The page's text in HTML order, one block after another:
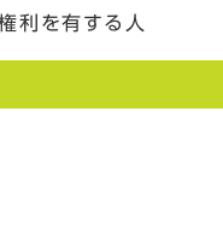
利を有する人